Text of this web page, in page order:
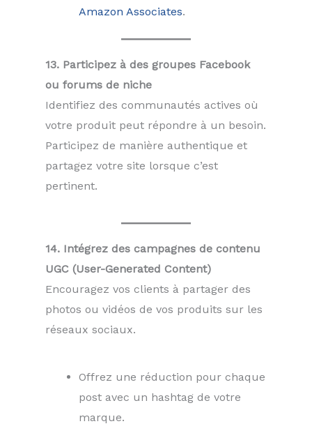
Amazon Associates.
13. Participez à des groupes Facebook
ou forums de niche
Identifiez des communautés actives où
votre produit peut répondre à un besoin.
Participez de manière authentique et
partagez votre site lorsque c’est
pertinent.
14. Intégrez des campagnes de contenu
UGC (User-Generated Content)
Encouragez vos clients à partager des
photos ou vidéos de vos produits sur les
réseaux sociaux.
Offrez une réduction pour chaque
post avec un hashtag de votre
marque.